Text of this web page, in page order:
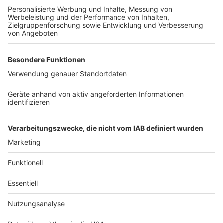
Wir verwenden einen Service eines
Drittanbieters, um Videoinhalte
einzubetten. Dieser Service kann
Daten zu Ihren Aktivitäten
sammeln. Bitte lesen Sie die
Details durch und stimmen Sie der
Nutzung des Service zu, um dieses
Video anzusehen.
Mehr Informationen
Nea - Some Say (Official Music Video)
Anzeige
Anzeige